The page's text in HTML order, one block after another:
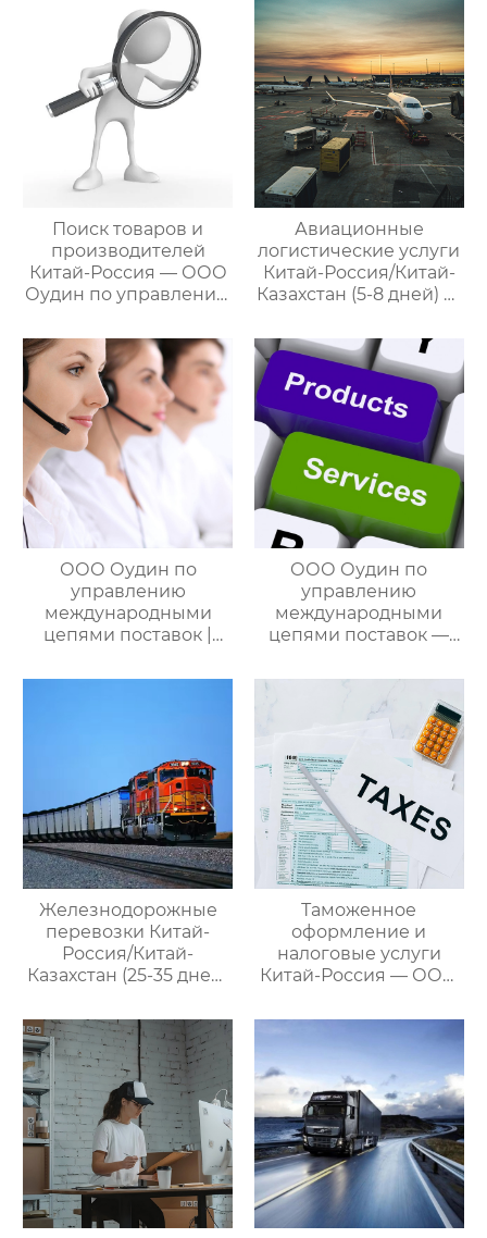
цепями поставок
цепями поставок
Поиск товаров и
производителей
Китай-Россия — ООО
Оудин по управлению
цепями поставок
Авиационные
логистические услуги
Китай-Россия/Китай-
Казахстан (5-8 дней) —
управлению
международными
цепями поставок
ООО Оудин по
управлению
международными
цепями поставок |
услуги для полного
ООО Оудин по
управлению
международными
цепями поставок —
мире китайско-
российских закупок
Железнодорожные
перевозки Китай-
Россия/Китай-
Казахстан (25-35 дней)
управлению
международными
цепями поставок
Таможенное
оформление и
налоговые услуги
Китай-Россия — ООО
международными